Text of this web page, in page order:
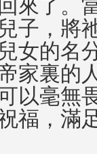
來了。
子，將
女的名
家裏的
以毫無
福，滿